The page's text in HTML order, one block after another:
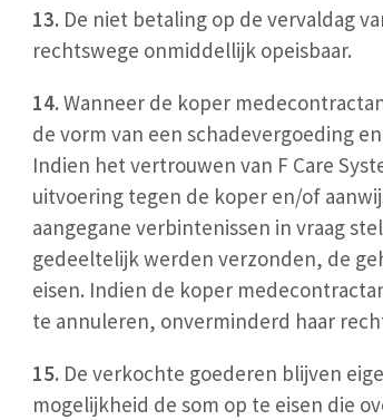
13.De niet betaling op de vervaldag
rechtswege onmiddellijk opeisbaar.
14.Wanneer de koper
de vorm van een schadevergoeding
Indien het vertrouwen van F Care
uitvoering tegen de koper en/of
aangegane verbintenissen in vraag
gedeeltelijk werden verzonden, de
eisen. Indien de koper
te annuleren, onverminderd haar
15. De verkochte goederen blijven
mogelijkheid de som op te eisen die